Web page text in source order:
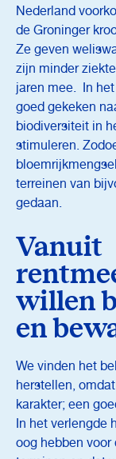
Nederland
de Groninger
Ze geven
zijn minder
jaren mee. In
goed gekeken
biodiversiteit in
stimuleren.
terreinen van
gedaan.
Vanuit
willen
en
We vinden het
herstellen,
karakter; een
In het verlengde
oog hebben